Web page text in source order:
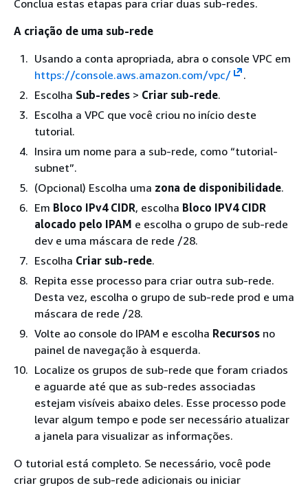
Conclua estas etapas para criar duas sub-redes.
A criação de uma sub-rede
Usando a conta apropriada, abra o console VPC em
https://console.aws.amazon.com/vpc/
.
Escolha Sub-redes > Criar sub-rede.
Escolha a VPC que você criou no início deste
tutorial.
Insira um nome para a sub-rede, como “tutorial-
subnet”.
(Opcional) Escolha uma zona de disponibilidade.
Em Bloco IPv4 CIDR, escolha Bloco IPV4 CIDR
alocado pelo IPAM e escolha o grupo de sub-rede
dev e uma máscara de rede /28.
Escolha Criar sub-rede.
Repita esse processo para criar outra sub-rede.
Desta vez, escolha o grupo de sub-rede prod e uma
máscara de rede /28.
Volte ao console do IPAM e escolha Recursos no
painel de navegação à esquerda.
Localize os grupos de sub-rede que foram criados
e aguarde até que as sub-redes associadas
estejam visíveis abaixo deles. Esse processo pode
levar algum tempo e pode ser necessário atualizar
a janela para visualizar as informações.
O tutorial está completo. Se necessário, você pode
criar grupos de sub-rede adicionais ou iniciar